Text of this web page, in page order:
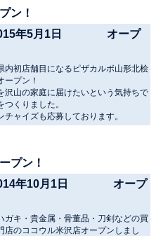
ン！
年5月1日 オープ
内初店舗目になるピザカルボ山形北桧
ープン！
沢山の家庭に届けたいという気持ちで
つくりました。
チャイズも応募しております。
プン！
年10月1日 オープ
ガキ・貴金属・骨董品・刀剣などの買
店のココウル米沢店オープンしまし